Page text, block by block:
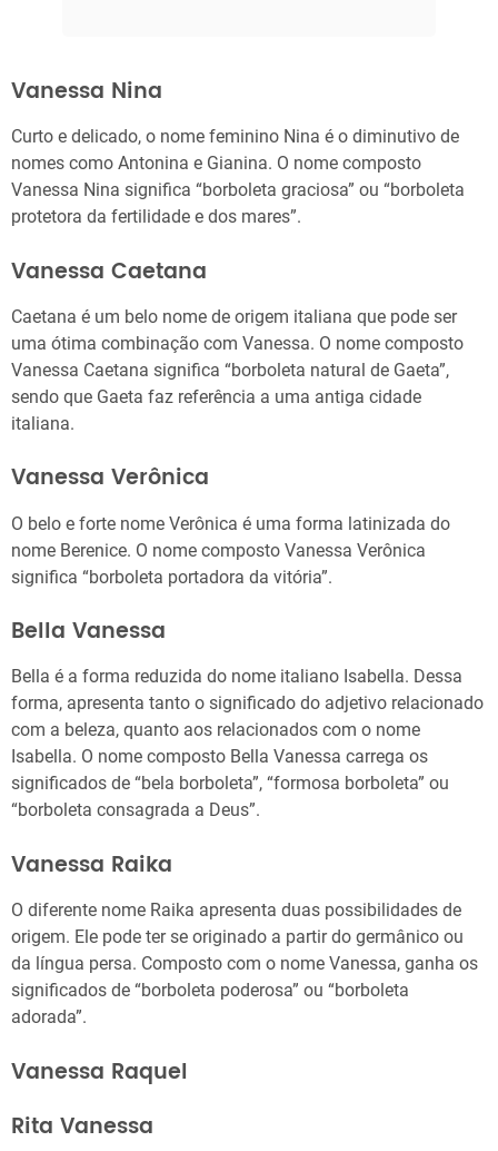
Vanessa Nina
Curto e delicado, o nome feminino Nina é o diminutivo de
nomes como Antonina e Gianina. O nome composto
Vanessa Nina significa “borboleta graciosa” ou “borboleta
protetora da fertilidade e dos mares”.
Vanessa Caetana
Caetana é um belo nome de origem italiana que pode ser
uma ótima combinação com Vanessa. O nome composto
Vanessa Caetana significa “borboleta natural de Gaeta”,
sendo que Gaeta faz referência a uma antiga cidade
italiana.
Vanessa Verônica
O belo e forte nome Verônica é uma forma latinizada do
nome Berenice. O nome composto Vanessa Verônica
significa “borboleta portadora da vitória”.
Bella Vanessa
Bella é a forma reduzida do nome italiano Isabella. Dessa
forma, apresenta tanto o significado do adjetivo relacionado
com a beleza, quanto aos relacionados com o nome
Isabella. O nome composto Bella Vanessa carrega os
significados de “bela borboleta”, “formosa borboleta” ou
“borboleta consagrada a Deus”.
Vanessa Raika
O diferente nome Raika apresenta duas possibilidades de
origem. Ele pode ter se originado a partir do germânico ou
da língua persa. Composto com o nome Vanessa, ganha os
significados de “borboleta poderosa” ou “borboleta
adorada”.
Vanessa Raquel
Rita Vanessa